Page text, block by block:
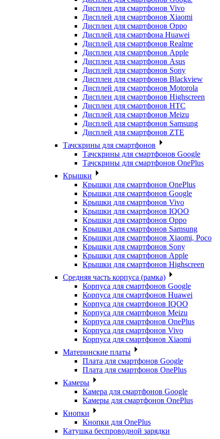
Дисплеи для смартфонов Vivo
Дисплей для смартфонов Xiaomi
Дисплеи для смартфонов Oppo
Дисплей для смартфона Huawei
Дисплей для смартфонов Realme
Дисплеи для смартфонов Apple
Дисплеи для смартфонов Asus
Дисплей для смартфонов Sony
Дисплеи для смартфонов Blackview
Дисплей для смартфонов Motorola
Дисплеи для смартфонов Highscreen
Дисплеи для смартфонов HTC
Дисплей для смартфонов Meizu
Дисплей для смартфонов Samsung
Дисплей для смартфонов ZTE
Тачскрины для смартфонов
Тачскрины для смартфонов Google
Тачскрины для смартфонов OnePlus
Крышки
Крышки для смартфонов OnePlus
Крышки для смартфонов Google
Крышки для смартфонов Vivo
Крышки для смартфонов IQOO
Крышки для смартфонов Oppo
Крышки для смартфонов Samsung
Крышки для смартфонов Xiaomi, Poco
Крышки для смартфонов Sony
Крышки для смартфонов Apple
Крышки для смартфонов Highscreen
Средняя часть корпуса (рамка)
Корпуса для смартфонов Google
Корпуса для смартфонов Huawei
Корпуса для смартфонов IQOO
Корпуса для смартфонов Meizu
Корпуса для смартфонов OnePlus
Корпуса для смартфонов Vivo
Корпуса для смартфонов Xiaomi
Материнские платы
Плата для смартфонов Google
Плата для смартфонов OnePlus
Камеры
Камера для смартфонов Google
Камеры для смартфонов OnePlus
Кнопки
Кнопки для OnePlus
Катушка беспроводной зарядки